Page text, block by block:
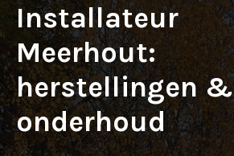
Installateur
Meerhout:
herstellingen &
onderhoud